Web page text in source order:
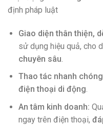
định pháp luật
Giao diện thân thiện,
sử dụng hiệu quả, cho
chuyên sâu
Thao tác nhanh
điện thoại di động.
An tâm kinh doanh:
ngay trên điện thoại,